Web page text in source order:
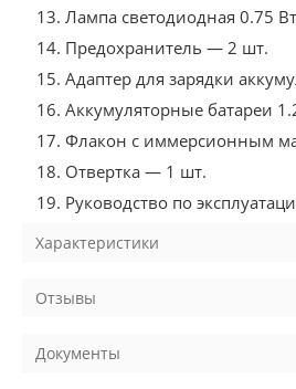
Лампа светодиодная 0.75
Предохранитель — 2 шт.
Адаптер для зарядки
Аккумуляторные батареи
Флакон с иммерсионным
Отвертка — 1 шт.
Руководство по
Характеристики
Отзывы
Документы